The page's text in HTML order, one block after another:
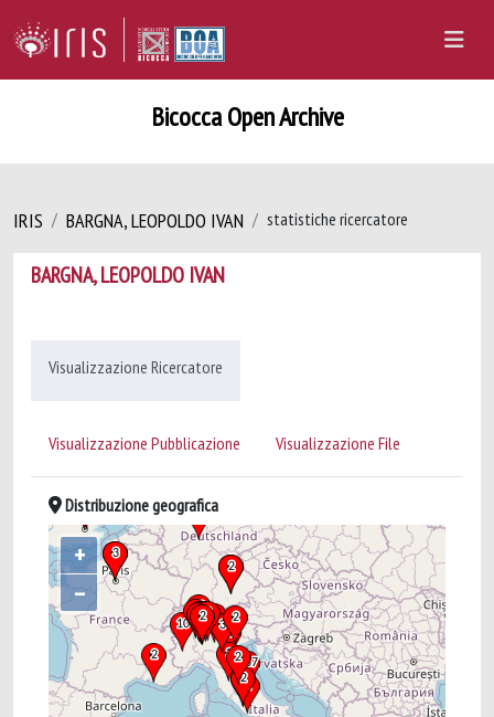
Bicocca Open Archive
IRIS BARGNA, LEOPOLDO IVAN statistiche ricercatore
BARGNA, LEOPOLDO IVAN
Visualizzazione Ricercatore
Visualizzazione Pubblicazione Visualizzazione File
Distribuzione geografica
+
–